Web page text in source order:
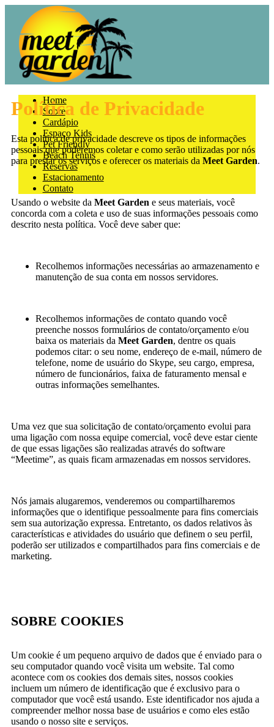
Home
Sobre
Cardápio
Espaço Kids
Pet Friendly
Beach Tennis
Reservas
Estacionamento
Contato
Política de Privacidade
Esta política de privacidade descreve os tipos de informações
pessoais que poderemos coletar e como serão utilizadas por nós
para prestar os serviços e oferecer os materiais da Meet Garden.
Usando o website da Meet Garden e seus materiais, você
concorda com a coleta e uso de suas informações pessoais como
descrito nesta política. Você deve saber que:
Recolhemos informações necessárias ao armazenamento e
manutenção de sua conta em nossos servidores.
Recolhemos informações de contato quando você
preenche nossos formulários de contato/orçamento e/ou
baixa os materiais da Meet Garden, dentre os quais
podemos citar: o seu nome, endereço de e-mail, número de
telefone, nome de usuário do Skype, seu cargo, empresa,
número de funcionários, faixa de faturamento mensal e
outras informações semelhantes.
Uma vez que sua solicitação de contato/orçamento evolui para
uma ligação com nossa equipe comercial, você deve estar ciente
de que essas ligações são realizadas através do software
“Meetime”, as quais ficam armazenadas em nossos servidores.
Nós jamais alugaremos, venderemos ou compartilharemos
informações que o identifique pessoalmente para fins comerciais
sem sua autorização expressa. Entretanto, os dados relativos às
características e atividades do usuário que definem o seu perfil,
poderão ser utilizados e compartilhados para fins comerciais e de
marketing.
SOBRE COOKIES
Um cookie é um pequeno arquivo de dados que é enviado para o
seu computador quando você visita um website. Tal como
acontece com os cookies dos demais sites, nossos cookies
incluem um número de identificação que é exclusivo para o
computador que você está usando. Este identificador nos ajuda a
compreender melhor nossa base de usuários e como eles estão
usando o nosso site e serviços.